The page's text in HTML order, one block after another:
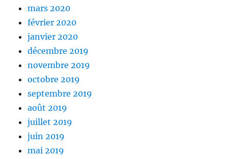
mars 2020
février 2020
janvier 2020
décembre 2019
novembre 2019
octobre 2019
septembre 2019
août 2019
juillet 2019
juin 2019
mai 2019